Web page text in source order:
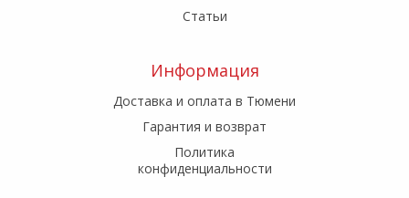
Статьи
Информация
Доставка и оплата в Тюмени
Гарантия и возврат
Политика
конфиденциальности